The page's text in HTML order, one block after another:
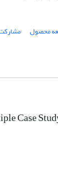
محصول
Case